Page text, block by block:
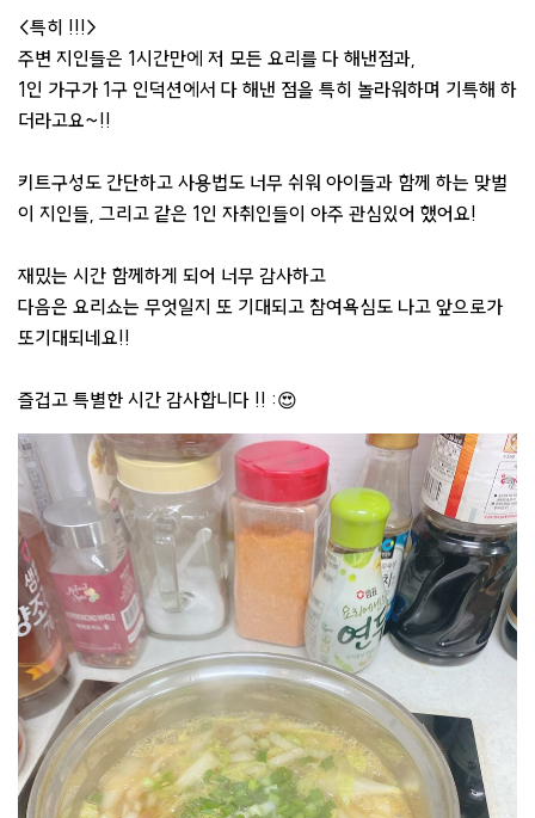
<특히 !!!>
주변 지인들은 1시간만에 저 모든 요리를 다 해낸점과,
1인 가구가 1구 인덕션에서 다 해낸 점을 특히 놀라워하며 기특해 하
더라고요~!!
키트구성도 간단하고 사용법도 너무 쉬워 아이들과 함께 하는 맞벌
이 지인들, 그리고 같은 1인 자취인들이 아주 관심있어 했어요!
재밌는 시간 함께하게 되어 너무 감사하고
다음은 요리쇼는 무엇일지 또 기대되고 참여욕심도 나고 앞으로가
또기대되네요!!
즐겁고 특별한 시간 감사합니다 !! :😍